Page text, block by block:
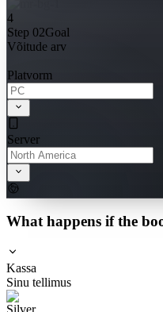
4
Step 02Goal
Võitude arv
Platvorm
Server
What happens if the
Kassa
Sinu tellimus